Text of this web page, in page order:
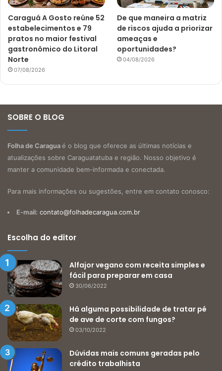
Caraguá A Gosto reúne 52
estabelecimentos e 79
pratos no maior festival
gastronômico do Litoral
Norte
07/08/2026
De que maneira a matriz
de riscos ajuda a priorizar
ameaças e
oportunidades?
04/08/2026
SOBRE O BLOG
Folha de Caraguaé o blog que oferece as últimas notícias e
atualizações sobre Caraguatatuba e região. Nosso objetivo é
manter a comunidade bem-informada e conectada.
Para mais informações ou sugestões, entre em contato conosco:
E-mail: contato@folhadecaragua.com.br
Escolha do editor
Alfajor vegano com receita simples e
fácil para preparar em casa
30/06/2022
Há alguma possibilidade de tratar pé
de ave de corte com fungos?
03/10/2022
Dúvidas mais comuns geradas pelo
crédito trabalhista